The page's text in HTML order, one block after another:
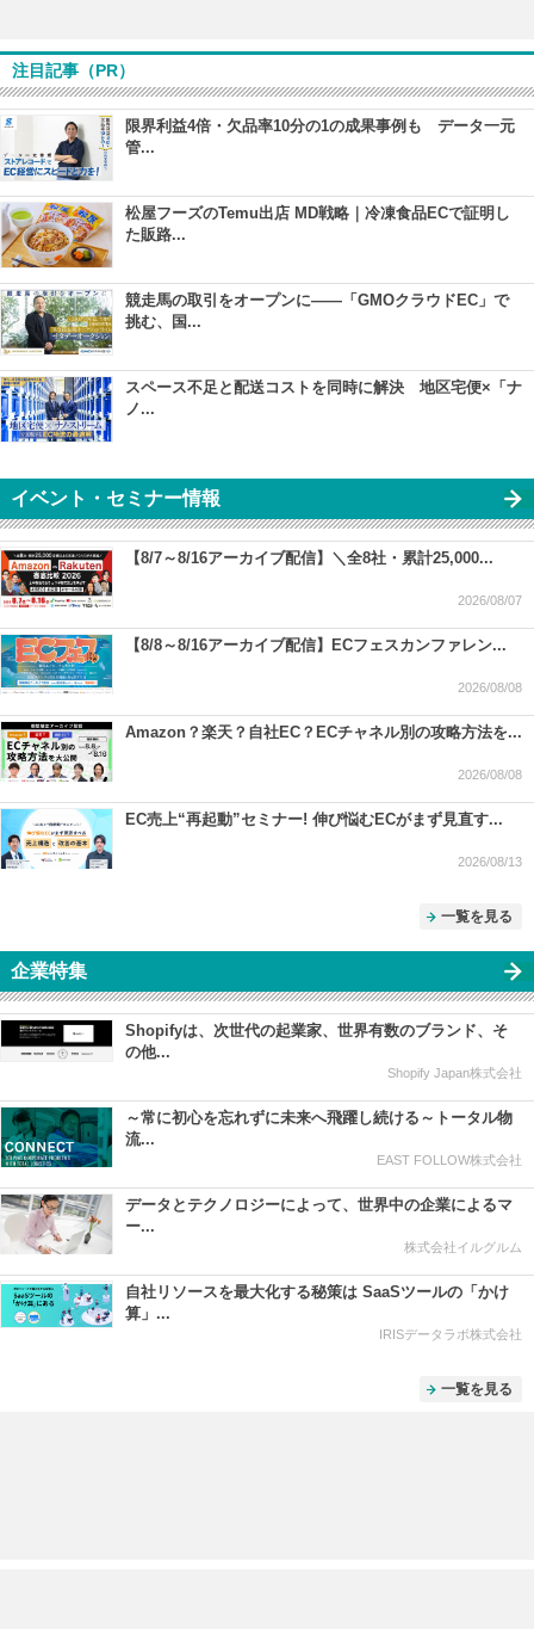
注目記事（PR）
限界利益4倍・欠品率10分の1の成果事例も データ一元
管...
松屋フーズのTemu出店 MD戦略｜冷凍食品ECで証明し
た販路...
競走馬の取引をオープンに――「GMOクラウドEC」で
挑む、国...
スペース不足と配送コストを同時に解決 地区宅便×「ナ
ノ...
イベント・セミナー情報
【8/7～8/16アーカイブ配信】＼全8社・累計25,000...
2026/08/07
【8/8～8/16アーカイブ配信】ECフェスカンファレン...
2026/08/08
Amazon？楽天？自社EC？ECチャネル別の攻略方法を...
2026/08/08
EC売上“再起動”セミナー! 伸び悩むECがまず見直す...
2026/08/13
一覧を見る
企業特集
Shopifyは、次世代の起業家、世界有数のブランド、そ
の他...
Shopify Japan株式会社
～常に初心を忘れずに未来へ飛躍し続ける～トータル物
流...
EAST FOLLOW株式会社
データとテクノロジーによって、世界中の企業によるマ
ー...
株式会社イルグルム
自社リソースを最大化する秘策は SaaSツールの「かけ
算」...
IRISデータラボ株式会社
一覧を見る